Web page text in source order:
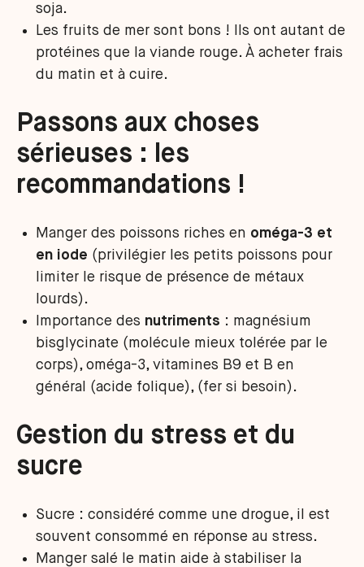
soja.
Les fruits de mer sont bons ! Ils ont autant de
protéines que la viande rouge. À acheter frais
du matin et à cuire.
Passons aux choses
sérieuses : les
recommandations !
Manger des poissons riches en oméga-3 et
en iode (privilégier les petits poissons pour
limiter le risque de présence de métaux
lourds).
Importance des nutriments : magnésium
bisglycinate (molécule mieux tolérée par le
corps), oméga-3, vitamines B9 et B en
général (acide folique), (fer si besoin).
Gestion du stress et du
sucre
Sucre : considéré comme une drogue, il est
souvent consommé en réponse au stress.
Manger salé le matin aide à stabiliser la